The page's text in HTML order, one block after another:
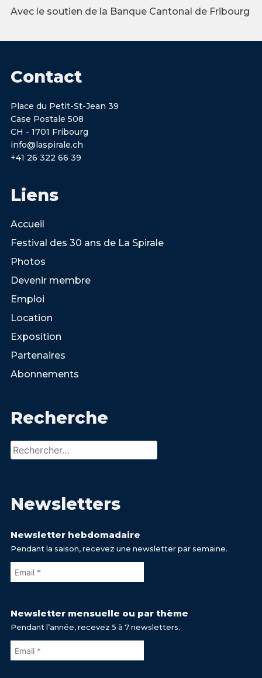
Avec le soutien de la Banque Cantonal de Fribourg
Contact
Place du Petit-St-Jean 39
Case Postale 508
CH - 1701 Fribourg
info@laspirale.ch
+41 26 322 66 39
Liens
Accueil
Festival des 30 ans de La Spirale
Photos
Devenir membre
Emploi
Location
Exposition
Partenaires
Abonnements
Recherche
Rechercher :
Newsletters
Newsletter hebdomadaire
Pendant la saison, recevez une newsletter par semaine.
Newsletter mensuelle ou par thème
Pendant l’année, recevez 5 à 7 newsletters.